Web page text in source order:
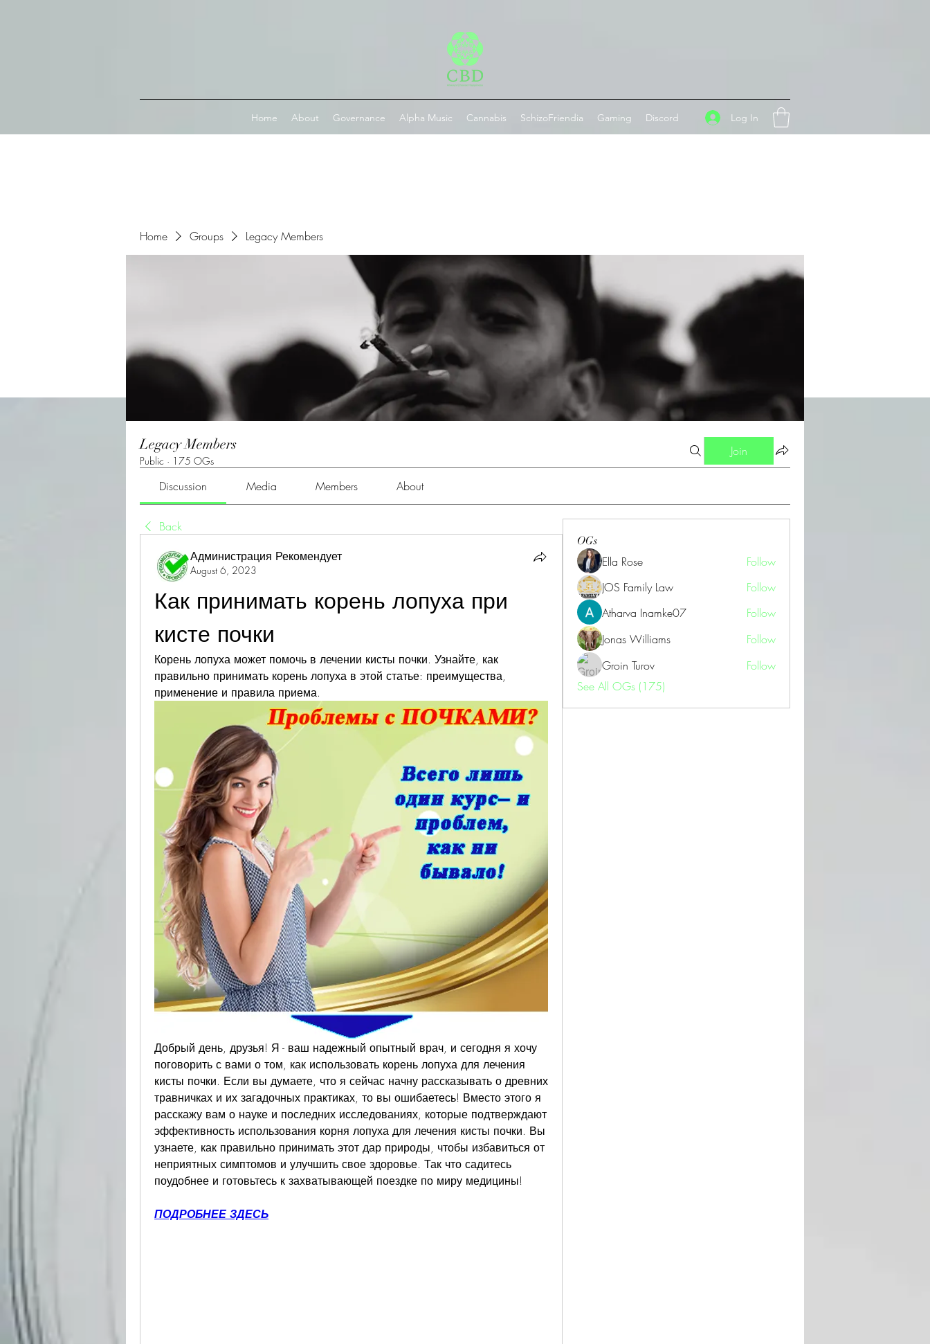
Home About Governance Alpha Music Cannabis SchizoFriendia Gaming Discord Log In
Home Groups Legacy Members
Legacy Members
Public · 175 OGs
Join
Discussion Media Members About
Back
Администрация Рекомендует
August 6, 2023
Как принимать корень лопуха при
кисте почки
Корень лопуха может помочь в лечении кисты почки. Узнайте, как
правильно принимать корень лопуха в этой статье: преимущества,
применение и правила приема.
Добрый день, друзья! Я - ваш надежный опытный врач, и сегодня я хочу
поговорить с вами о том, как использовать корень лопуха для лечения
кисты почки. Если вы думаете, что я сейчас начну рассказывать о древних
травничках и их загадочных практиках, то вы ошибаетесь! Вместо этого я
расскажу вам о науке и последних исследованиях, которые подтверждают
эффективность использования корня лопуха для лечения кисты почки. Вы
узнаете, как правильно принимать этот дар природы, чтобы избавиться от
неприятных симптомов и улучшить свое здоровье. Так что садитесь
поудобнее и готовьтесь к захватывающей поездке по миру медицины!
ПОДРОБНЕЕ ЗДЕСЬ
OGs
Ella Rose
Follow
JOS Family Law
Follow
Atharva Inamke07
Follow
Jonas Williams
Follow
Groin Turov
Follow
See All OGs (175)